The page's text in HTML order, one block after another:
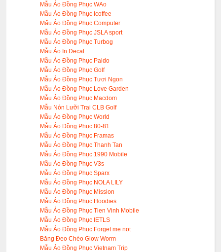
Mẫu Áo Đồng Phục WAo
Mẫu Áo Đồng Phục Icoffee
Mấu Áo Đồng Phục Computer
Mẫu Áo Đồng Phục JSLA sport
Mẫu Áo Đồng Phục Turbog
Mẫu Áo In Decal
Mẫu Áo Đồng Phục Paldo
Mẫu Áo Đồng Phục Golf
Mẫu Áo Đồng Phục Tươi Ngon
Mẫu Áo Đồng Phục Love Garden
Mẫu Áo Đồng Phục Macdom
Mẫu Nón Lưỡi Trai CLB Golf
Mẫu Áo Đồng Phục World
Mẫu Áo Đồng Phục 80-81
Mẫu Áo Đồng Phục Framas
Mẫu Áo Đồng Phục Thanh Tan
Mẫu Áo Đồng Phục 1990 Mobile
Mẫu Áo Đồng Phục V3s
Mẫu Áo Đồng Phục Sparx
Mẫu Áo Đồng Phục NOLA LILY
Mẫu Áo Đồng Phục Mission
Mẫu Áo Đồng Phục Hoodies
Mẫu Áo Đồng Phục Tien Vinh Mobile
Mẫu Áo Đồng Phục IETLS
Mẫu Áo Đồng Phục Forget me not
Băng Đeo Chéo Glow Worm
Mẫu Áo Đồng Phục Vietnam Trip